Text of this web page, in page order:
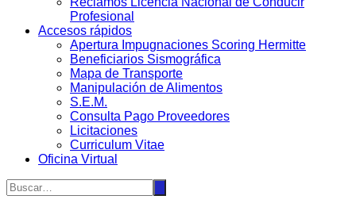
Profesional
Accesos rápidos
Apertura Impugnaciones Scoring Hermitte
Beneficiarios Sismográfica
Mapa de Transporte
Manipulación de Alimentos
S.E.M.
Consulta Pago Proveedores
Licitaciones
Curriculum Vitae
Oficina Virtual